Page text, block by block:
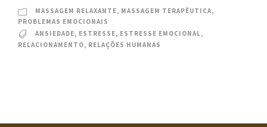
MASSAGEM RELAXANTE, MASSAGEM TERAPÊUTICA,
PROBLEMAS EMOCIONAIS
ANSIEDADE, ESTRESSE, ESTRESSE EMOCIONAL,
RELACIONAMENTO, RELAÇÕES HUMANAS